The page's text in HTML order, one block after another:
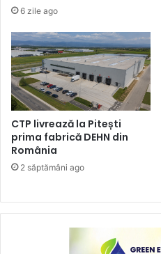
6 zile ago
CTP livrează la Pitești
prima fabrică DEHN din
România
2 săptămâni ago